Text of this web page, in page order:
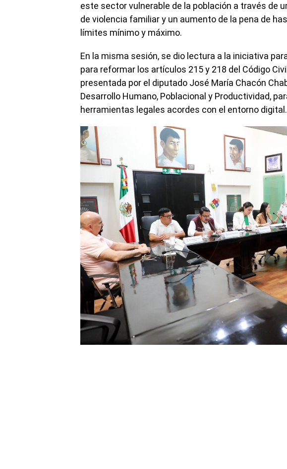
este sector vulnerable de la población a través de
de violencia familiar y un aumento de la pena de
límites mínimo y máximo.
En la misma sesión, se dio lectura a la iniciativa
para reformar los artículos 215 y 218 del Código
presentada por el diputado José María Chacón
Desarrollo Humano, Poblacional y Productividad,
herramientas legales acordes con el entorno digital.